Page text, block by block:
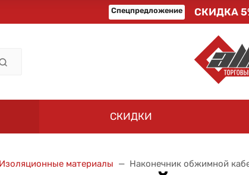
Спецпредложение СКИДКА
СКИДКИ
материалы Наконечник обжимной